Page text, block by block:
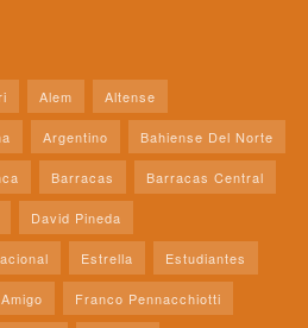
Alem Altense
Argentino Bahiense Del Norte
Barracas Barracas Central
David Pineda
Estrella Estudiantes
Franco Pennacchiotti